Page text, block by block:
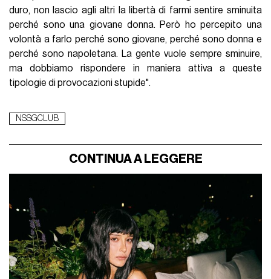
duro, non lascio agli altri la libertà di farmi sentire sminuita
perché sono una giovane donna. Però ho percepito una
volontà a farlo perché sono giovane, perché sono donna e
perché sono napoletana. La gente vuole sempre sminuire,
ma dobbiamo rispondere in maniera attiva a queste
tipologie di provocazioni stupide".
NSSGCLUB
CONTINUA A LEGGERE